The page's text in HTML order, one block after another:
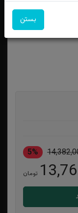
5%
تومان
بستن